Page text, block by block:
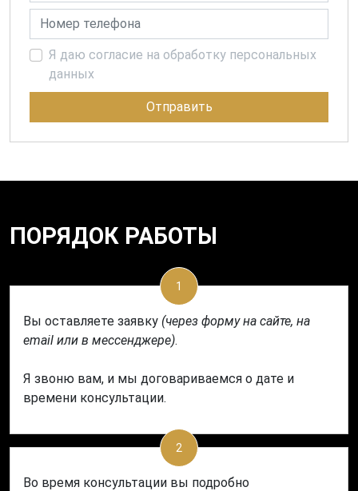
Номер телефона
Я даю согласие на обработку персональных
данных
Отправить
ПОРЯДОК РАБОТЫ
1
Вы оставляете заявку (через форму на сайте, на
email или в мессенджере).
Я звоню вам, и мы договариваемся о дате и
времени консультации.
2
Во время консультации вы подробно